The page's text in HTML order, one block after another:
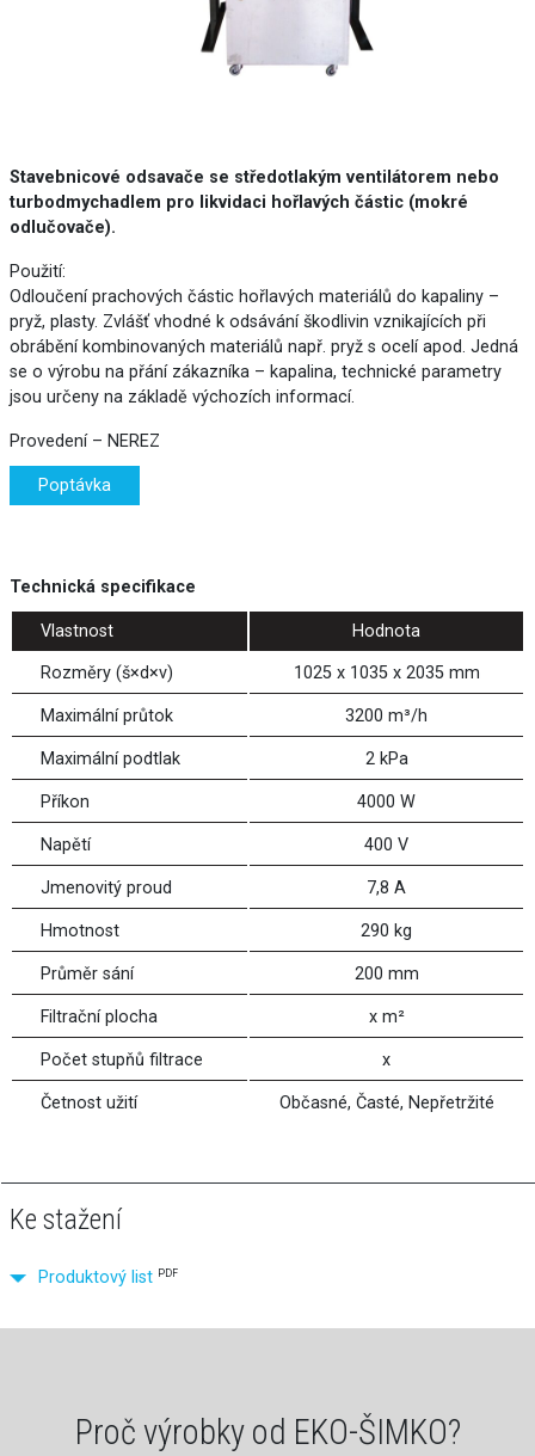
Stavebnicové odsavače se středotlakým ventilátorem nebo
turbodmychadlem pro likvidaci hořlavých částic (mokré
odlučovače).
Použití:
Odloučení prachových částic hořlavých materiálů do kapaliny –
pryž, plasty. Zvlášť vhodné k odsávání škodlivin vznikajících při
obrábění kombinovaných materiálů např. pryž s ocelí apod. Jedná
se o výrobu na přání zákazníka – kapalina, technické parametry
jsou určeny na základě výchozích informací.
Provedení – NEREZ
Poptávka
Technická specifikace
Vlastnost Hodnota
Rozměry (š×d×v) 1025 x 1035 x 2035 mm
Maximální průtok 3200 m³/h
Maximální podtlak 2 kPa
Příkon 4000 W
Napětí 400 V
Jmenovitý proud 7,8 A
Hmotnost 290 kg
Průměr sání 200 mm
Filtrační plocha x m²
Počet stupňů filtrace x
Četnost užití Občasné, Časté, Nepřetržité
Ke stažení
Produktový list PDF
Proč výrobky od EKO-ŠIMKO?